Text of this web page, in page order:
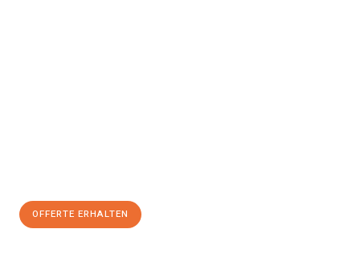
OFFERTE ERHALTEN